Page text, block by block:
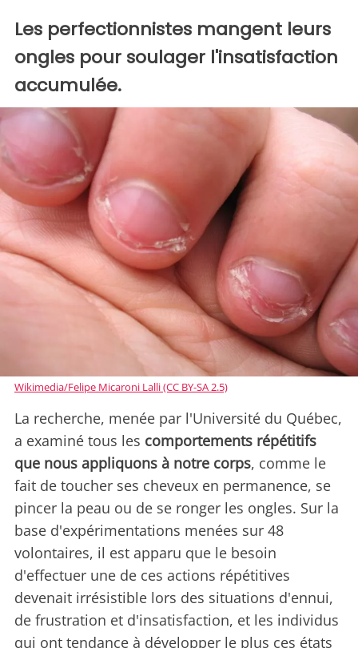
Les perfectionnistes mangent leurs
ongles pour soulager l'insatisfaction
accumulée.
Wikimedia/Felipe Micaroni Lalli (CC BY-SA 2.5)
La recherche, menée par l'Université du Québec,
a examiné tous les comportements répétitifs
que nous appliquons à notre corps, comme le
fait de toucher ses cheveux en permanence, se
pincer la peau ou de se ronger les ongles. Sur la
base d'expérimentations menées sur 48
volontaires, il est apparu que le besoin
d'effectuer une de ces actions répétitives
devenait irrésistible lors des situations d'ennui,
de frustration et d'insatisfaction, et les individus
qui ont tendance à développer le plus ces états